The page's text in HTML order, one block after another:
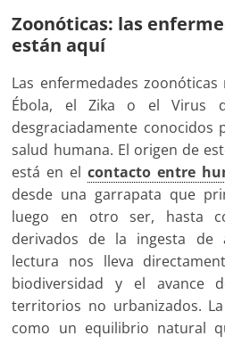
Zoonóticas: las
están aquí
Las enfermedades
Ébola, el Zika o el Virus
desgraciadamente
salud humana. El origen de
está en elcontacto entre
desde una garrapata que
luego en otro ser, hasta
derivados de la ingesta de
lectura nos lleva
biodiversidad y el avance
territorios no urbanizados.
como un equilibrio natural